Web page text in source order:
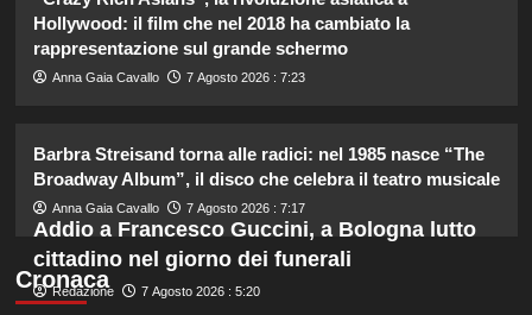
svela la verità.
4
Cristian confessa il tradimento con
Soraya: “Ho tradito” e rompe il
silenzio
Hollywood: il film che nel 2018 ha cambiato la
rappresentazione sul grande schermo
Anna Gaia Cavallo 7 Agosto 2026 : 7:23
Barbra Streisand torna alle radici: nel 1985 nasce “The
Broadway Album”, il disco che celebra il teatro musicale
Anna Gaia Cavallo 7 Agosto 2026 : 7:17
Cronaca
Addio a Francesco Guccini, a Bologna lutto
cittadino nel giorno dei funerali
Redazione 7 Agosto 2026 : 5:20